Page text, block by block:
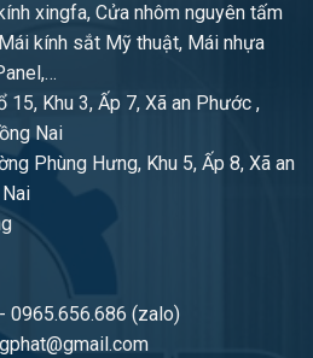
xingfa, Cửa nhôm nguyên tấm
kính sắt Mỹ thuật, Mái nhựa
Khu 3, Ấp 7, Xã an Phước ,
Nai
Phùng Hưng, Khu 5, Ấp 8, Xã an
0965.656.686 (zalo)